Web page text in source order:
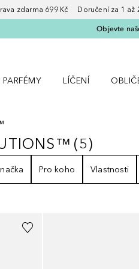
zdarma 699 Kč Doručení za 1 až
Objevte
PARFÉMY
LÍČENÍ
5
(5)
Pro koho Vlastnosti